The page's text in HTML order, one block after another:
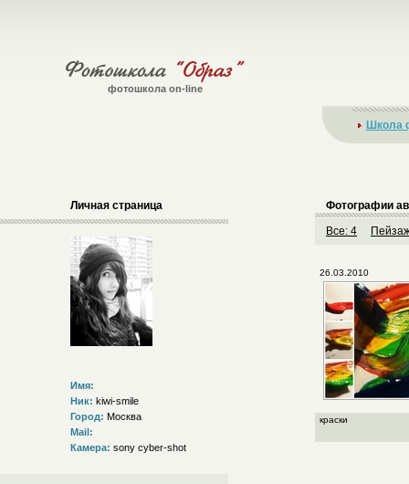
фотошкола on-line
Школа
Личная страница
Имя:
Ник: kiwi-smile
Город: Москва
Mail:
Камера: sony cyber-shot
Фотографии
Все: 4
26.03.2010
краски